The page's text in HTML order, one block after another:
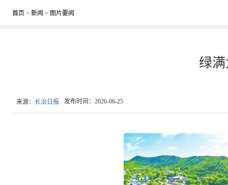
首页 > 新闻 > 图片要闻
绿
来源： 长治日报 发布时间：2026-06-25